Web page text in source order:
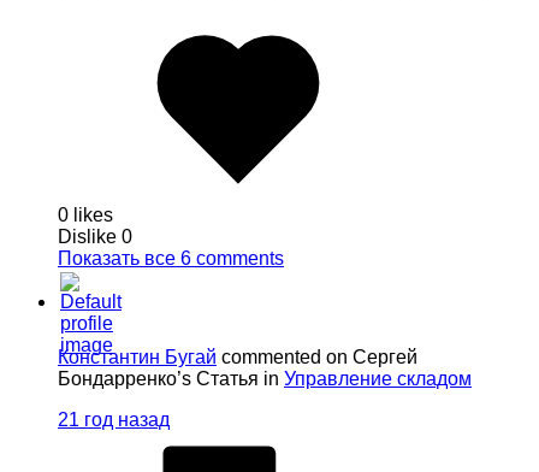
0 likes
Dislike 0
Показать все 6 comments
Константин Бугай commented on Сергей
Бондарренко’s Статья in Управление складом
21 год назад